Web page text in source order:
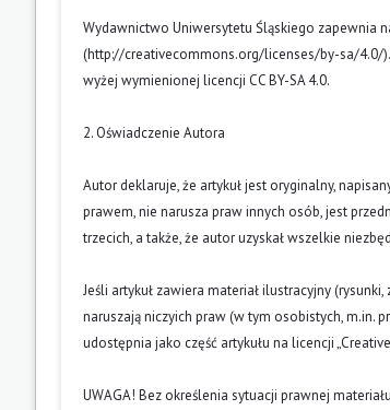
Wydawnictwo Uniwersytetu Śląskiego zapewnia
(http://creativecommons.org/licenses/by-sa/4.0/
wyżej wymienionej licencji CC BY-SA 4.0.
2. Oświadczenie Autora
Autor deklaruje, że artykuł jest oryginalny,
prawem, nie narusza praw innych osób, jest
trzecich, a także, że autor uzyskał wszelkie
Jeśli artykuł zawiera materiał ilustracyjny
naruszają niczyich praw (w tym osobistych, m.in.
udostępnia jako część artykułu na licencji
UWAGA! Bez określenia sytuacji prawnej